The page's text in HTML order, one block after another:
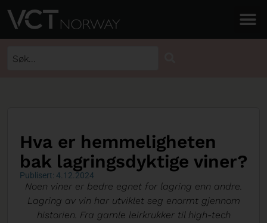
Hva er hemmeligheten
bak lagringsdyktige viner?
Publisert: 4.12.2024
Noen viner er bedre egnet for lagring enn andre.
Lagring av vin har utviklet seg enormt gjennom
historien. Fra gamle leirkrukker til high-tech